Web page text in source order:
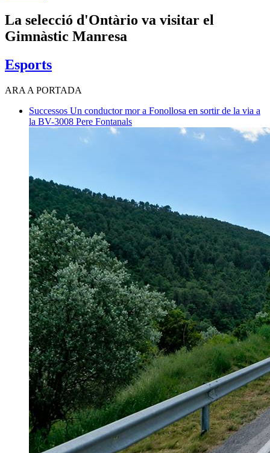
La selecció d'Ontàrio va visitar el
Gimnàstic Manresa
Esports
ARA A PORTADA
Successos Un conductor mor a Fonollosa en sortir de la via a
la BV-3008 Pere Fontanals